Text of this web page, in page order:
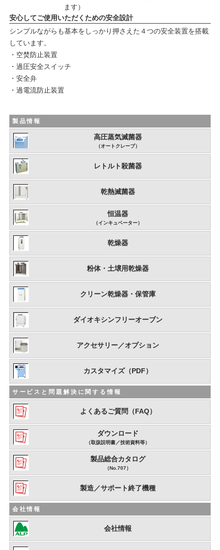
ます）
安心してご使用いただくための安全設計
シンプルながらも基本をしっかり押さえた４つの安全装置を搭載
しています。
・空焚防止装置
・過圧安全スイッチ
・安全弁
・過電流防止装置
製品情報
高圧蒸気滅菌器
（オートクレーブ）
レトルト殺菌器
乾熱滅菌器
恒温器
（インキュベーター）
乾燥器
粉体・土壌用乾燥器
クリーン乾燥器・保管庫
ダイオキシンフリーオーブン
アクセサリー／オプション
カスタマイズ（PDF）
サービスと問題解決に関する情報
よくあるご質問（FAQ）
ダウンロード
（取扱説明書／技術資料等）
製品総合カタログ
（No.707）
製造／サポート終了機種
会社情報
会社情報